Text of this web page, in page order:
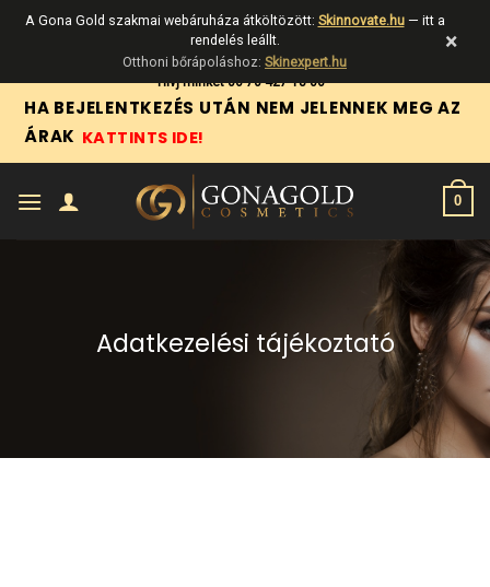
Skip
content
Hívj minket 06 70 427 18 06
HA BEJELENTKEZÉS UTÁN NEM JELENNEK MEG AZ
ÁRAK KATTINTS IDE!
0
Adatkezelési tájékoztató
A Gona Gold szakmai webáruháza átköltözött: Skinnovate.hu— itt a
rendelés leállt.
Otthoni bőrápoláshoz: Skinexpert.hu
×